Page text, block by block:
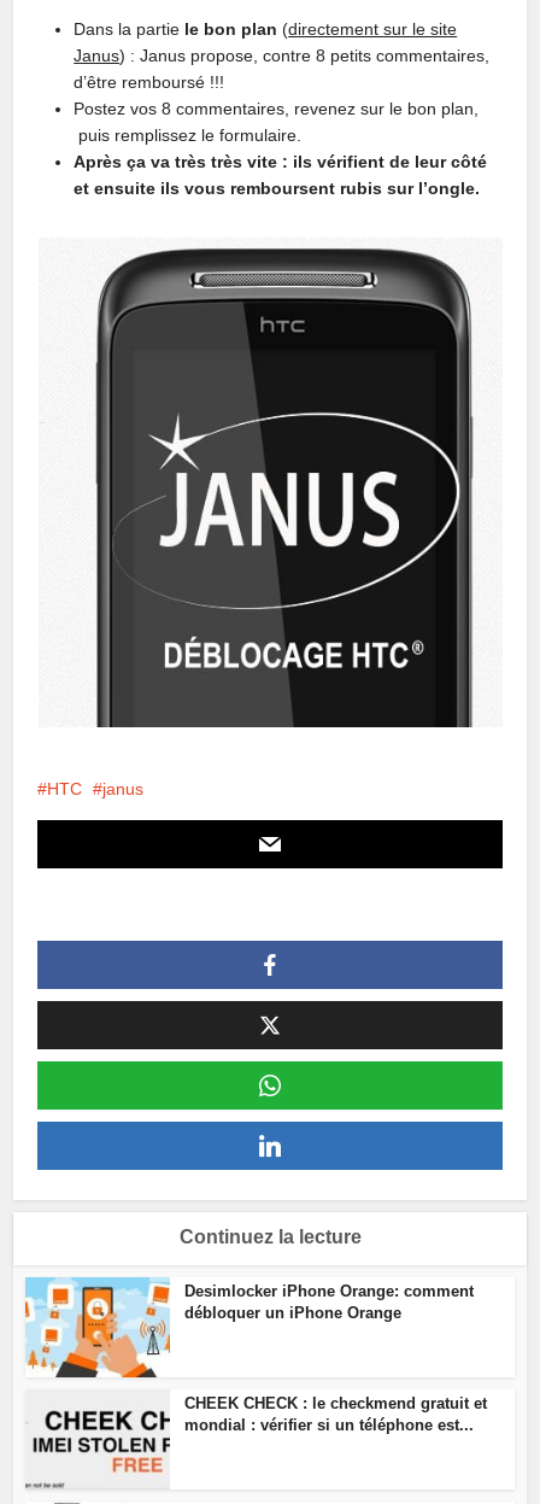
Dans la partie le bon plan (directement sur le site
Janus) : Janus propose, contre 8 petits commentaires,
d’être remboursé !!!
Postez vos 8 commentaires, revenez sur le bon plan,
puis remplissez le formulaire.
Après ça va très très vite : ils vérifient de leur côté
et ensuite ils vous remboursent rubis sur l’ongle.
HTC janus
Continuez la lecture
Desimlocker iPhone Orange: comment
débloquer un iPhone Orange
CHEEK CHECK : le checkmend gratuit et
mondial : vérifier si un téléphone est...